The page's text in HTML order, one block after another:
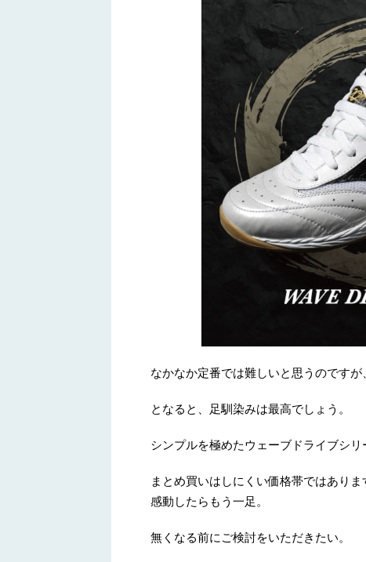
なかなか定番では難しいと思うのですが
となると、足馴染みは最高でしょう。
シンプルを極めたウェーブドライブシリ
まとめ買いはしにくい価格帯ではあり
感動したらもう一足。
無くなる前にご検討をいただきたい。